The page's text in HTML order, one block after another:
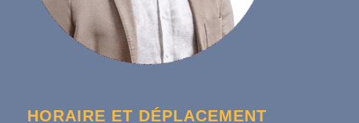
HORAIRE ET DÉPLACEMENT